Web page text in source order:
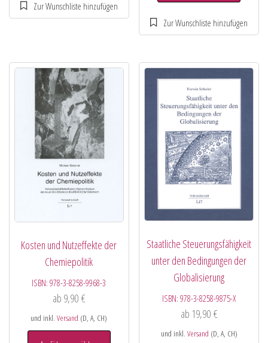
Kosten und Nutzeffekte der
Chemiepolitik
ISBN:978-3-8258-9968-3
ab 9,90 €
und inkl.Versand (D, A, CH)
Staatliche Steuerungsfähigkeit
unter den Bedingungen der
Globalisierung
ISBN:978-3-8258-9875-X
ab 19,90 €
und inkl. Versand (D, A, CH)